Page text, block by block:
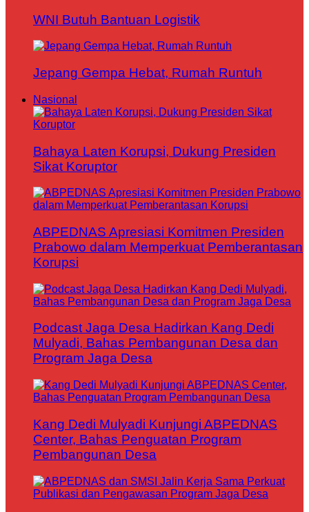
WNI Butuh Bantuan Logistik
Jepang Gempa Hebat, Rumah Runtuh
Nasional
Bahaya Laten Korupsi, Dukung Presiden
Sikat Koruptor
ABPEDNAS Apresiasi Komitmen Presiden
Prabowo dalam Memperkuat Pemberantasan
Korupsi
Podcast Jaga Desa Hadirkan Kang Dedi
Mulyadi, Bahas Pembangunan Desa dan
Program Jaga Desa
Kang Dedi Mulyadi Kunjungi ABPEDNAS
Center, Bahas Penguatan Program
Pembangunan Desa